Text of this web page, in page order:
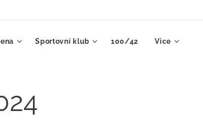
Sportovní klub 100/42 Více